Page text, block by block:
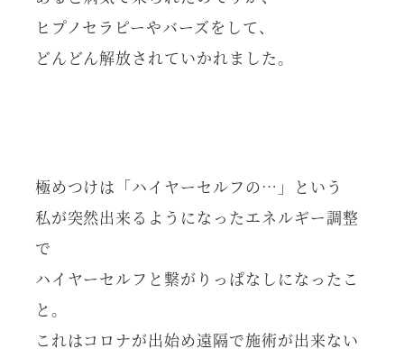
ヒプノセラピーやバーズをして、
どんどん解放されていかれました。
極めつけは「ハイヤーセルフの…」という
私が突然出来るようになったエネルギー調整
で
ハイヤーセルフと繋がりっぱなしになったこ
と。
これはコロナが出始め遠隔で施術が出来ない